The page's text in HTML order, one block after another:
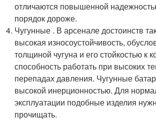
отличаются повышенной
порядок дороже.
Чугунные . В арсенале достоинств
высокая износоустойчивость,
толщиной чугуна и его стойкостью к
способность работать при высоких
перепадах давления. Чугунные
высокой инерционностью. Для
эксплуатации подобные изделия
прочищать.